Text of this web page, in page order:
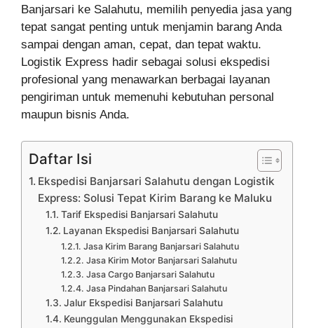
Banjarsari ke Salahutu, memilih penyedia jasa yang
tepat sangat penting untuk menjamin barang Anda
sampai dengan aman, cepat, dan tepat waktu.
Logistik Express hadir sebagai solusi ekspedisi
profesional yang menawarkan berbagai layanan
pengiriman untuk memenuhi kebutuhan personal
maupun bisnis Anda.
Daftar Isi
Ekspedisi Banjarsari Salahutu dengan Logistik
Express: Solusi Tepat Kirim Barang ke Maluku
Tarif Ekspedisi Banjarsari Salahutu
Layanan Ekspedisi Banjarsari Salahutu
Jasa Kirim Barang Banjarsari Salahutu
Jasa Kirim Motor Banjarsari Salahutu
Jasa Cargo Banjarsari Salahutu
Jasa Pindahan Banjarsari Salahutu
Jalur Ekspedisi Banjarsari Salahutu
Keunggulan Menggunakan Ekspedisi